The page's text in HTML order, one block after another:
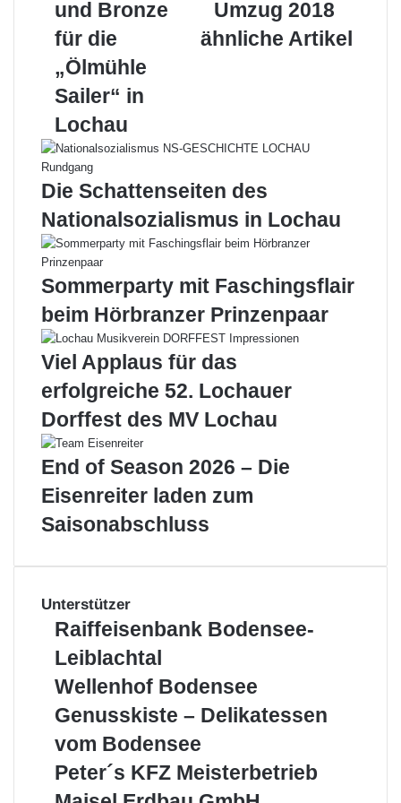
n
e
s
p
p
e
r
-
M
i
l
n
l
d
S
i
b
e
r
u
n
d
B
r
n
z
e
f
ü
r
e
„
Ö
l
m
a
i
e
r
i
n
und Bronze
für die
„Ölmühle
Sailer“ in
Lochau
r
b
r
m
z
u
g
0
1
8
Umzug 2018
ähnliche Artikel
Die Schattenseiten des
Nationalsozialismus in Lochau
Sommerparty mit Faschingsflair
beim Hörbranzer Prinzenpaar
Viel Applaus für das
erfolgreiche 52. Lochauer
Dorffest des MV Lochau
End of Season 2026 – Die
Eisenreiter laden zum
Saisonabschluss
Unterstützer
R
i
f
e
i
e
n
Raiffeisenbank Bodensee-
Leiblachtal
W
l
l
n
h
Wellenhof Bodensee
G
n
u
Genusskiste – Delikatessen
vom Bodensee
P
Peter´s KFZ Meisterbetrieb
M